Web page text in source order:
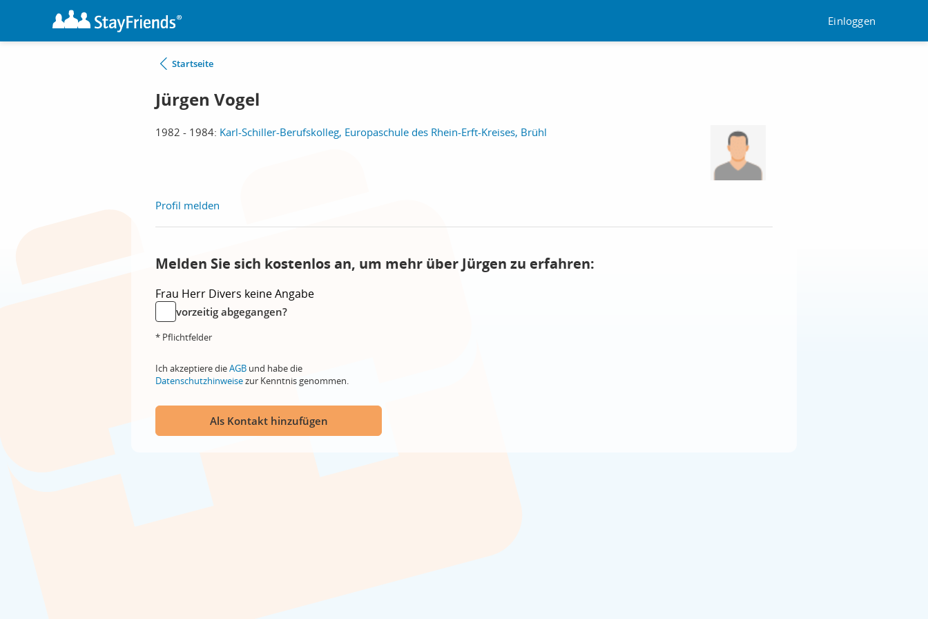
Einloggen
Startseite
Jürgen Vogel
1982 - 1984: Karl-Schiller-Berufskolleg, Europaschule des Rhein-Erft-Kreises, Brühl
Profil melden
Melden Sie sich kostenlos an, um mehr über Jürgen zu erfahren:
Frau Herr Divers keine Angabe
vorzeitig abgegangen?
* Pflichtfelder
Ich akzeptiere dieAGB und habe die
Datenschutzhinweisezur Kenntnis genommen.
Als Kontakt hinzufügen